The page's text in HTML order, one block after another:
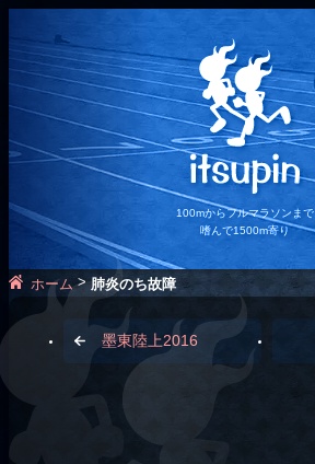
100mからフルマラソンまで
嗜んで1500m寄り
ホーム>肺炎のち故障
墨東陸上2016